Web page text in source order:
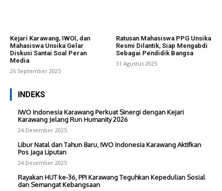
Kejari Karawang, IWOI, dan
Mahasiswa Unsika Gelar
Diskusi Santai Soal Peran
Media
26 September 2025
Ratusan Mahasiswa PPG Unsika
Resmi Dilantik, Siap Mengabdi
Sebagai Pendidik Bangsa
31 Agustus 2025
INDEKS
IWO Indonesia Karawang Perkuat Sinergi dengan Kejari
Karawang Jelang Run Humanity 2026
24 Desember 2025
Libur Natal dan Tahun Baru, IWO Indonesia Karawang Aktifkan
Pos Jaga Liputan
24 Desember 2025
Rayakan HUT ke-36, PPI Karawang Teguhkan Kepedulian Sosial
dan Semangat Kebangsaan